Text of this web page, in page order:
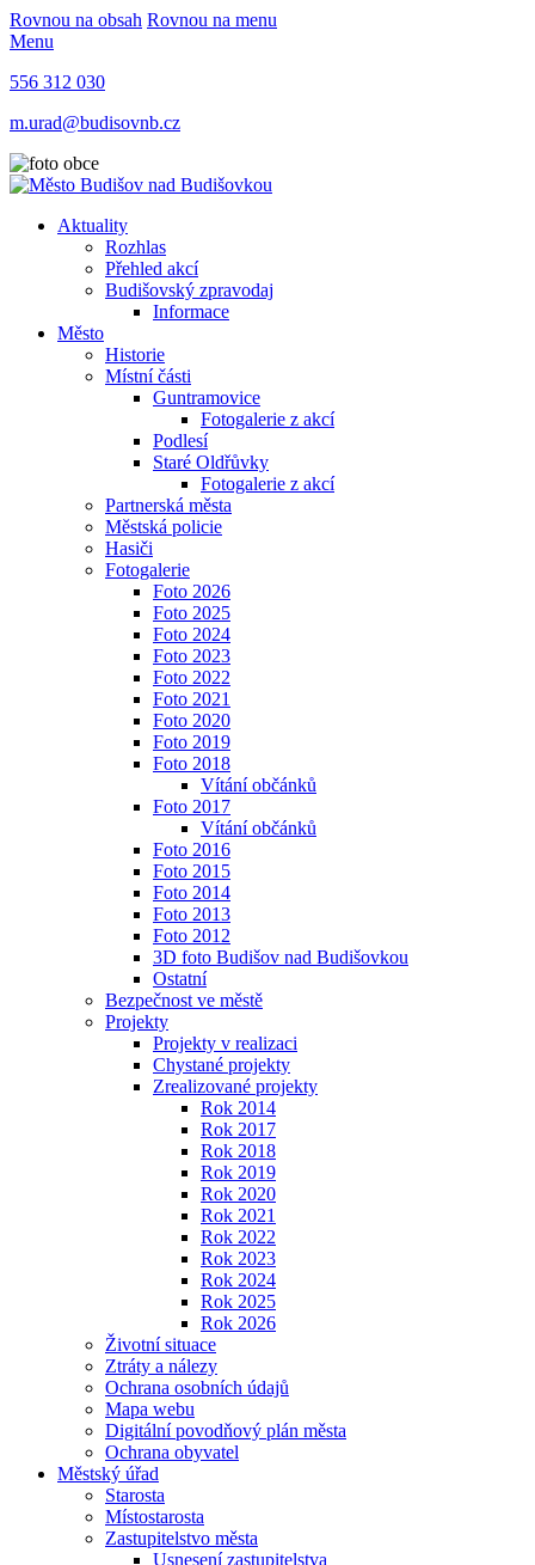
Rovnou na obsah Rovnou na menu
Menu
556 312 030
m.urad@budisovnb.cz
Aktuality
Rozhlas
Přehled akcí
Budišovský zpravodaj
Informace
Město
Historie
Místní části
Guntramovice
Fotogalerie z akcí
Podlesí
Staré Oldřůvky
Fotogalerie z akcí
Partnerská města
Městská policie
Hasiči
Fotogalerie
Foto 2026
Foto 2025
Foto 2024
Foto 2023
Foto 2022
Foto 2021
Foto 2020
Foto 2019
Foto 2018
Vítání občánků
Foto 2017
Vítání občánků
Foto 2016
Foto 2015
Foto 2014
Foto 2013
Foto 2012
3D foto Budišov nad Budišovkou
Ostatní
Bezpečnost ve městě
Projekty
Projekty v realizaci
Chystané projekty
Zrealizované projekty
Rok 2014
Rok 2017
Rok 2018
Rok 2019
Rok 2020
Rok 2021
Rok 2022
Rok 2023
Rok 2024
Rok 2025
Rok 2026
Životní situace
Ztráty a nálezy
Ochrana osobních údajů
Mapa webu
Digitální povodňový plán města
Ochrana obyvatel
Městský úřad
Starosta
Místostarosta
Zastupitelstvo města
Usnesení zastupitelstva